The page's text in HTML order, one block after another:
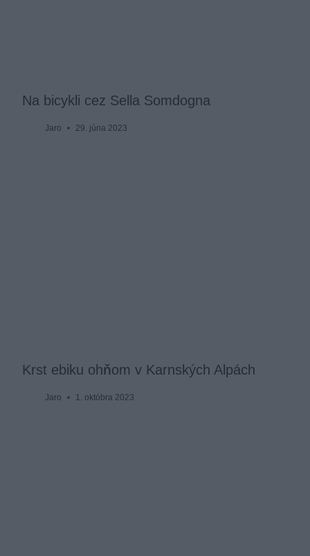
Na bicykli cez Sella Somdogna
Jaro 29. júna 2023
Krst ebiku ohňom v Karnských Alpách
Jaro 1. októbra 2023